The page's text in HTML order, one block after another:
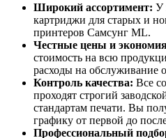
Широкий ассортимент: У
картриджи для старых и
принтеров Самсунг ML.
Честные цены и
стоимость на всю
расходы на обслуживание
Контроль качества: Все
проходят строгий
стандартам печати. Вы
графику от первой до
Профессиональный